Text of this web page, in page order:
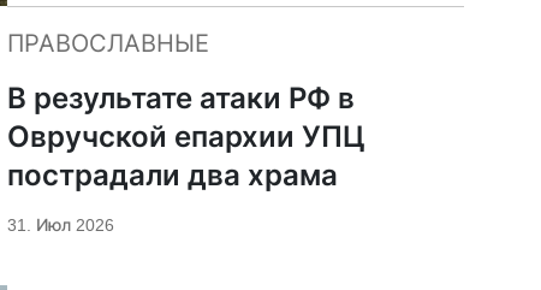
ПРАВОСЛАВНЫЕ
В результате атаки РФ в
Овручской епархии УПЦ
пострадали два храма
31. Июл 2026